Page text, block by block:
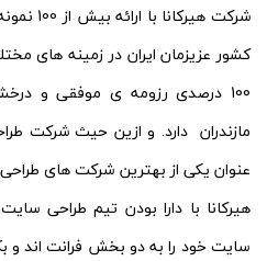
شرکت
کشور عزیزمان ایران در زمینه های
100 درصدی رزومه ی موفقی و
مازندران دارد. و ازین حیث شرکت
عنوان یکی از بهترین شرکت های
هیرکانا با دارا بودن تیم طراحی
سایت خود را به دو بخش فرانت اند و